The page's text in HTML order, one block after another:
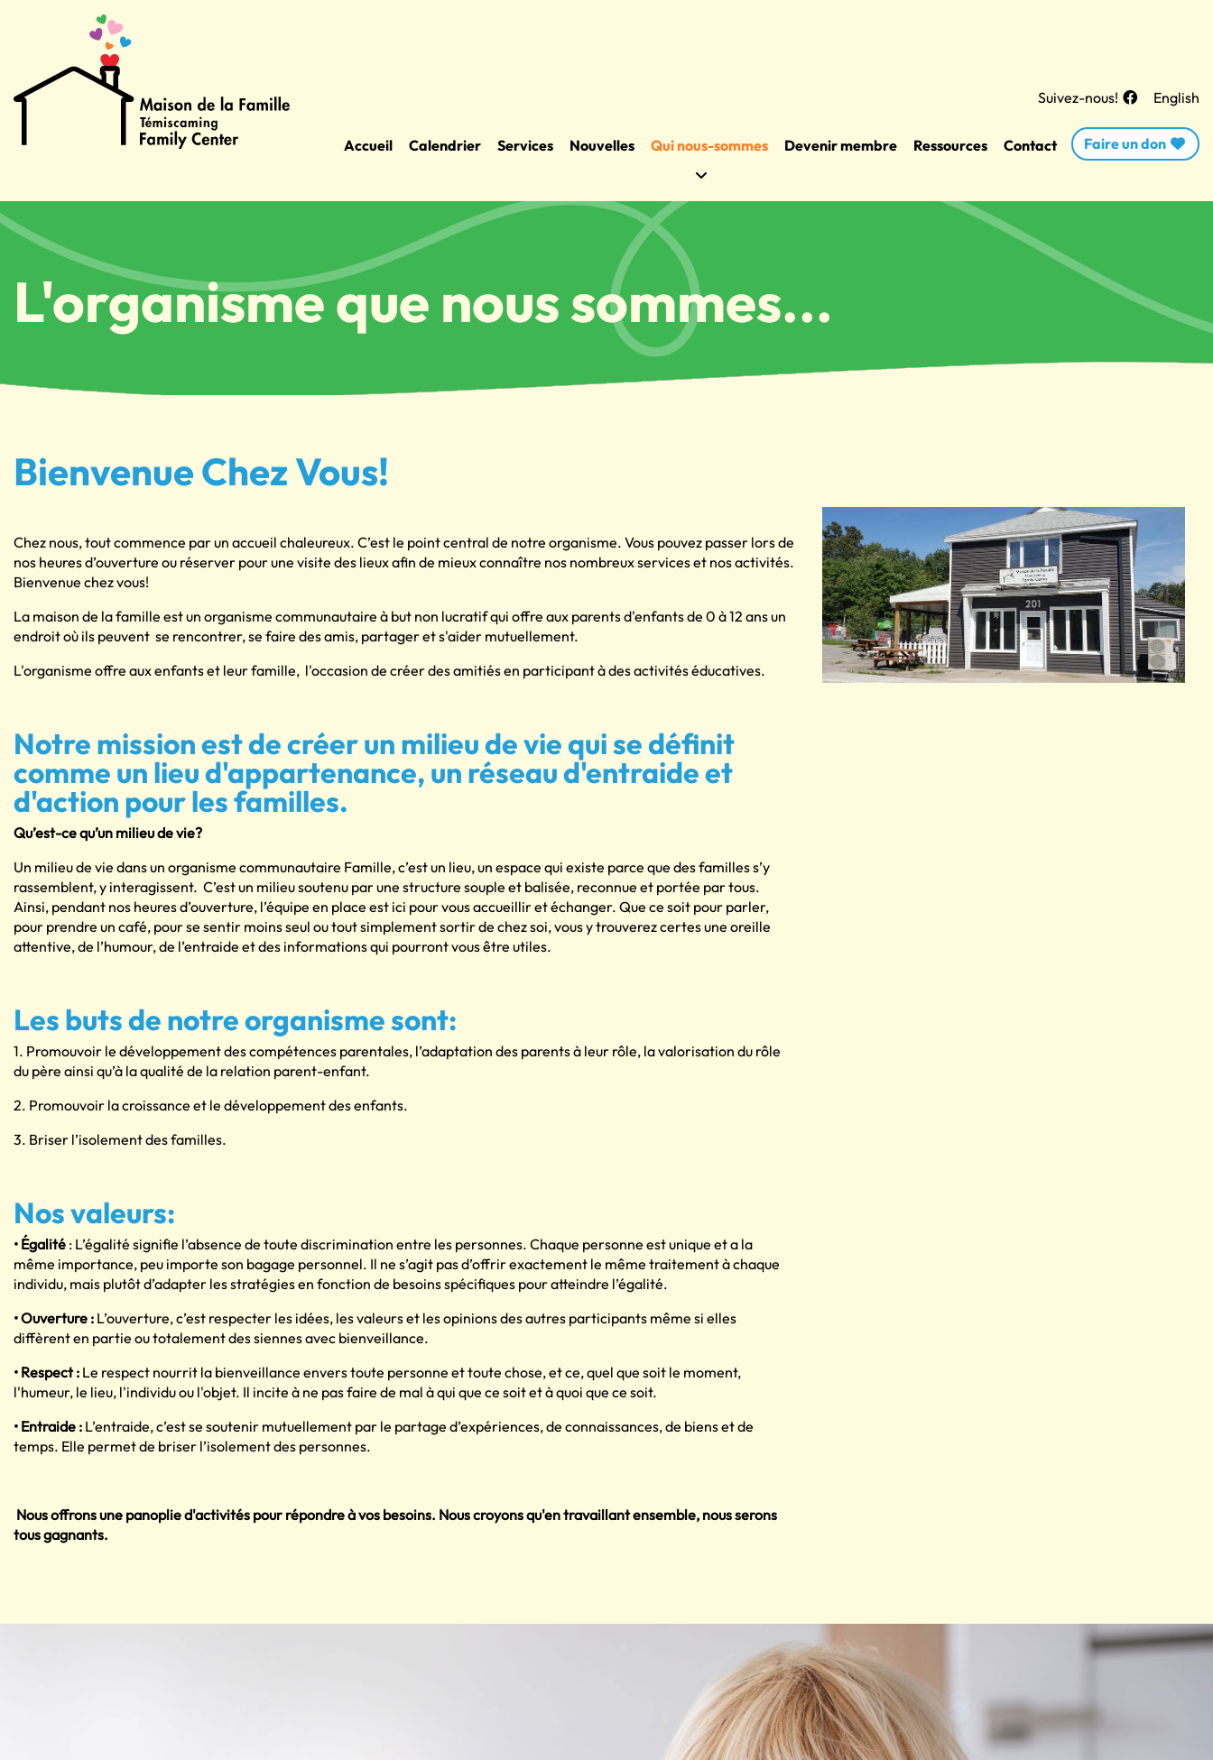
English
Suivez-nous!
Accueil Calendrier Services Nouvelles Qui nous-sommes Devenir membre Ressources Contact Faire un don
L'organisme que nous sommes...
Bienvenue Chez Vous!
Chez nous, tout commence par un accueil chaleureux. C’est le point central de notre organisme. Vous pouvez passer lors de
nos heures d’ouverture ou réserver pour une visite des lieux afin de mieux connaître nos nombreux services et nos activités.
Bienvenue chez vous!
La maison de la famille est un organisme communautaire à but non lucratif qui offre aux parents d'enfants de 0 à 12 ans un
endroit où ils peuvent se rencontrer, se faire des amis, partager et s'aider mutuellement.
L'organisme offre aux enfants et leur famille, l'occasion de créer des amitiés en participant à des activités éducatives.
Notre mission est de créer un milieu de vie qui se définit
comme un lieu d'appartenance, un réseau d'entraide et
d'action pour les familles.
Qu’est-ce qu’un milieu de vie?
Un milieu de vie dans un organisme communautaire Famille, c’est un lieu, un espace qui existe parce que des familles s’y
rassemblent, y interagissent. C’est un milieu soutenu par une structure souple et balisée, reconnue et portée par tous.
Ainsi, pendant nos heures d’ouverture, l’équipe en place est ici pour vous accueillir et échanger. Que ce soit pour parler,
pour prendre un café, pour se sentir moins seul ou tout simplement sortir de chez soi, vous y trouverez certes une oreille
attentive, de l’humour, de l’entraide et des informations qui pourront vous être utiles.
Les buts de notre organisme sont:
1. Promouvoir le développement des compétences parentales, l’adaptation des parents à leur rôle, la valorisation du rôle
du père ainsi qu’à la qualité de la relation parent-enfant.
2. Promouvoir la croissance et le développement des enfants.
3. Briser l’isolement des familles.
Nos valeurs:
• Égalité : L’égalité signifie l’absence de toute discrimination entre les personnes. Chaque personne est unique et a la
même importance, peu importe son bagage personnel. Il ne s’agit pas d’offrir exactement le même traitement à chaque
individu, mais plutôt d’adapter les stratégies en fonction de besoins spécifiques pour atteindre l’égalité.
• Ouverture : L’ouverture, c’est respecter les idées, les valeurs et les opinions des autres participants même si elles
diffèrent en partie ou totalement des siennes avec bienveillance.
• Respect : Le respect nourrit la bienveillance envers toute personne et toute chose, et ce, quel que soit le moment,
l'humeur, le lieu, l'individu ou l'objet. Il incite à ne pas faire de mal à qui que ce soit et à quoi que ce soit.
• Entraide : L’entraide, c’est se soutenir mutuellement par le partage d’expériences, de connaissances, de biens et de
temps. Elle permet de briser l’isolement des personnes.
Nous offrons une panoplie d'activités pour répondre à vos besoins. Nous croyons qu'en travaillant ensemble, nous serons
tous gagnants.